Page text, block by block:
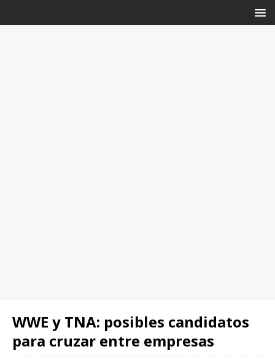
WWE y TNA: posibles candidatos
para cruzar entre empresas